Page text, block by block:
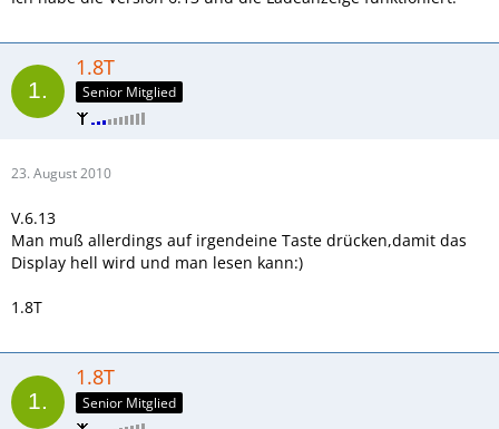
1.8T
Senior Mitglied
23. August 2010
V.6.13
Man muß allerdings auf irgendeine Taste drücken,damit das
Display hell wird und man lesen kann:)
1.8T
1.8T
Senior Mitglied